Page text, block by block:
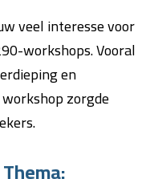
veel interesse voor
workshops. Vooral
en
zorgde